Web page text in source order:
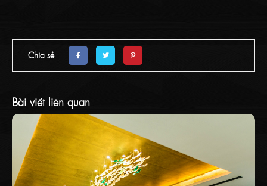
Chia sẻ
Bài viết liên quan